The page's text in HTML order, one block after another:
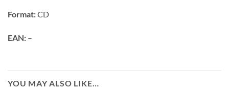
Format:CD
EAN: –
YOU MAY ALSO LIKE…